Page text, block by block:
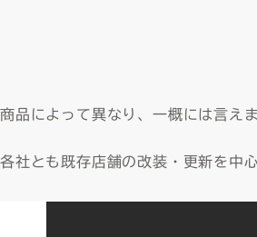
品によって異なり、一概には言えま
社とも既存店舗の改装・更新を中